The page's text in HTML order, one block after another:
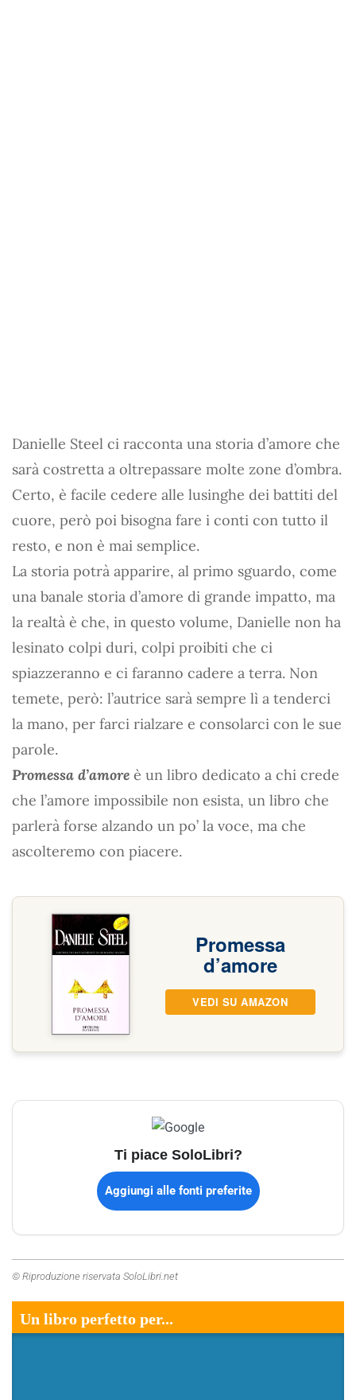
Danielle Steel ci racconta una storia d’amore che
sarà costretta a oltrepassare molte zone d’ombra.
Certo, è facile cedere alle lusinghe dei battiti del
cuore, però poi bisogna fare i conti con tutto il
resto, e non è mai semplice.
La storia potrà apparire, al primo sguardo, come
una banale storia d’amore di grande impatto, ma
la realtà è che, in questo volume, Danielle non ha
lesinato colpi duri, colpi proibiti che ci
spiazzeranno e ci faranno cadere a terra. Non
temete, però: l’autrice sarà sempre lì a tenderci
la mano, per farci rialzare e consolarci con le sue
parole.
Promessa d’amore è un libro dedicato a chi crede
che l’amore impossibile non esista, un libro che
parlerà forse alzando un po’ la voce, ma che
ascolteremo con piacere.
Promessa
d’amore
VEDI SU AMAZON
Ti piace SoloLibri?
Aggiungi alle fonti preferite
© Riproduzione riservata SoloLibri.net
Un libro perfetto per...